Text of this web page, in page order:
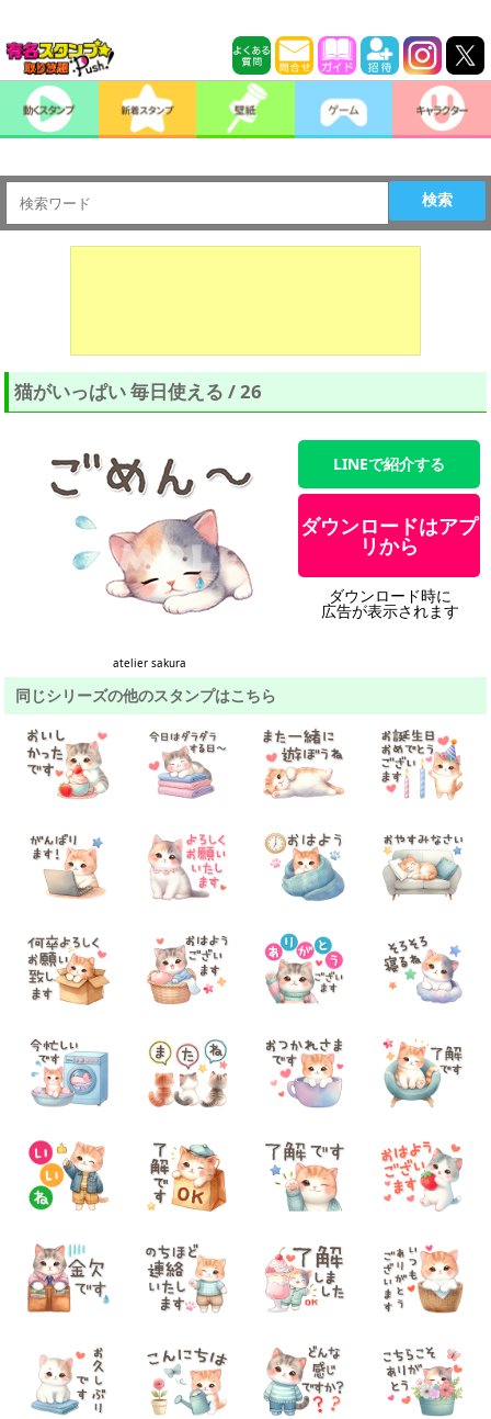
検索
猫がいっぱい 毎日使える / 26
atelier sakura
LINEで紹介する
ダウンロードはアプ
リから
ダウンロード時に
広告が表示されます
同じシリーズの他のスタンプはこちら